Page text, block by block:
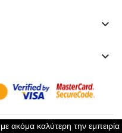
keyboard_arrow_down
keyboard_arrow_down
ακόμα καλύτερη την εμπειρία